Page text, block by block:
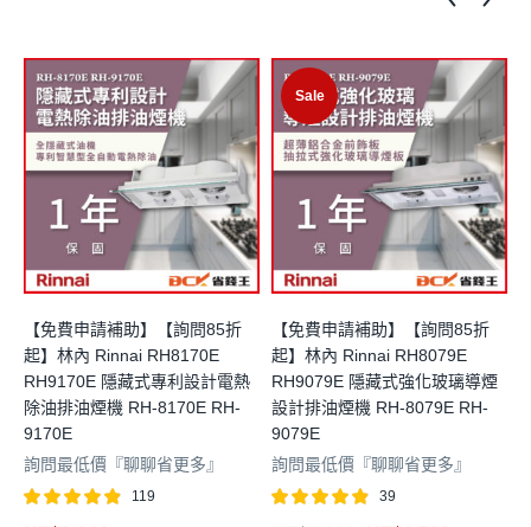
【免費申請補助】【詢問85折
起】林內 Rinnai RH8170E
RH9170E 隱藏式專利設計電熱
除油排油煙機 RH-8170E RH-
9170E
詢問最低價『聊聊省更多』
119
Sale
【免費申請補助】【詢問85折
起】林內 Rinnai RH8079E
RH9079E 隱藏式強化玻璃導煙
設計排油煙機 RH-8079E RH-
9079E
詢問最低價『聊聊省更多』
39